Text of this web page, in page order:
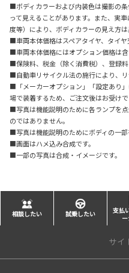
■ボディカラーおよび内装色は撮影の
って見えることがあります。また、実
度等）により、ボディカラーの見え方は
■車両本体価格はスペアタイヤ、タイヤ
■車両本体価格にはオプション価格は含
■保険料、税金（除く消費税）、登録料
■自動車リサイクル法の施行により、リ
■「メーカーオプション」「設定あり
場で装着するため、ご注文後はお受け
■写真は機能説明のために各ランプを
のではありません。
■写真は機能説明のためにボディの一部
■画面はハメ込み合成です。
■一部の写真は合成・イメージです。
相談したい 試乗したい
支払
サイ